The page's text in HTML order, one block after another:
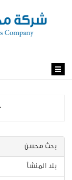
بحث محسن
بلد المنشأ